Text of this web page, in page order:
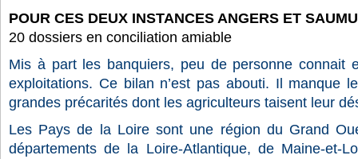
POUR CES DEUX INSTANCES ANGERS ET
20 dossiers en conciliation amiable
Mis à part les banquiers, peu de personne connait
exploitations. Ce bilan n’est pas abouti. Il manque
grandes précarités dont les agriculteurs taisent leur
Les Pays de la Loiresont une région du Grand
départements de la Loire-Atlantique, de Maine-et-